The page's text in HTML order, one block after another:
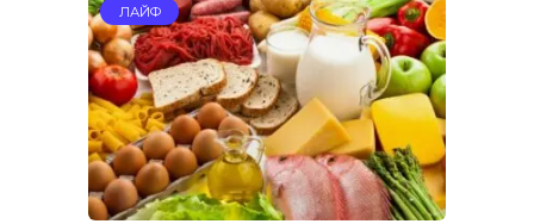
ЛАЙФ